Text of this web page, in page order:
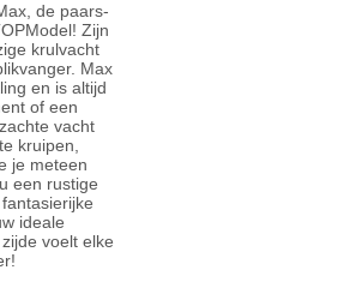
de paars-
Zijn
krulvacht
Max
en is altijd
of een
vacht
kruipen,
je meteen
een rustige
ideale
voelt elke